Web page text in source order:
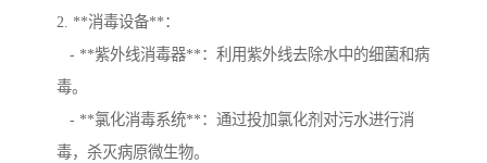
2. **消毒设备**：
- **紫外线消毒器**：利用紫外线去除水中的细菌和病
毒。
- **氯化消毒系统**：通过投加氯化剂对污水进行消
毒，杀灭病原微生物。